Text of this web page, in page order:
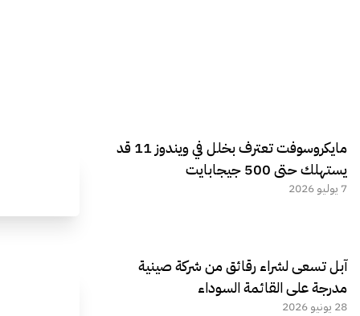
مايكروسوفت تعترف بخلل في ويندوز 11 قد
يستهلك حتى 500 جيجابايت
7 يوليو 2026
آبل تسعى لشراء رقائق من شركة صينية
مدرجة على القائمة السوداء
28 يونيو 2026